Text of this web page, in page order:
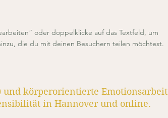
oder doppelklicke auf das Textfeld, um
die du mit deinen Besuchern teilen möchtest.
und körperorientierte Emotionsarbeit
in Hannover und online.